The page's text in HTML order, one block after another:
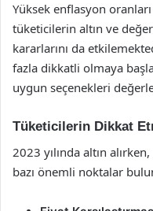
Yüksek enflasyon
tüketicilerin altın ve
kararlarını da
fazla dikkatli olmaya
uygun seçenekleri
Tüketicilerin Dikkat
2023 yılında altın
bazı önemli noktalar